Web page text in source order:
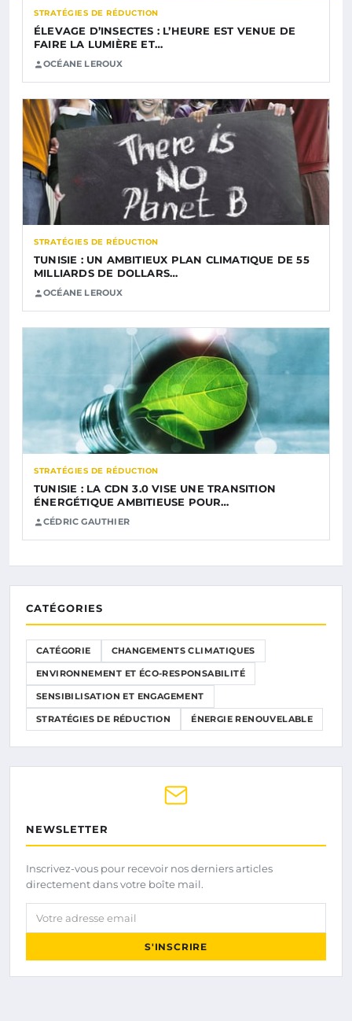
STRATÉGIES DE RÉDUCTION
ÉLEVAGE D’INSECTES : L’HEURE EST VENUE DE
FAIRE LA LUMIÈRE ET…
OCÉANE LEROUX
STRATÉGIES DE RÉDUCTION
TUNISIE : UN AMBITIEUX PLAN CLIMATIQUE DE 55
MILLIARDS DE DOLLARS…
OCÉANE LEROUX
STRATÉGIES DE RÉDUCTION
TUNISIE : LA CDN 3.0 VISE UNE TRANSITION
ÉNERGÉTIQUE AMBITIEUSE POUR…
CÉDRIC GAUTHIER
CATÉGORIES
CATÉGORIE CHANGEMENTS CLIMATIQUES
ENVIRONNEMENT ET ÉCO-RESPONSABILITÉ
SENSIBILISATION ET ENGAGEMENT
STRATÉGIES DE RÉDUCTION ÉNERGIE RENOUVELABLE
NEWSLETTER
Inscrivez-vous pour recevoir nos derniers articles
directement dans votre boîte mail.
Votre adresse email
S'INSCRIRE